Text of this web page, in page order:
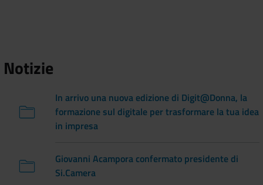
Notizie
In arrivo una nuova edizione di Digit@Donna, la
formazione sul digitale per trasformare la tua idea
in impresa
Giovanni Acampora confermato presidente di
Si.Camera